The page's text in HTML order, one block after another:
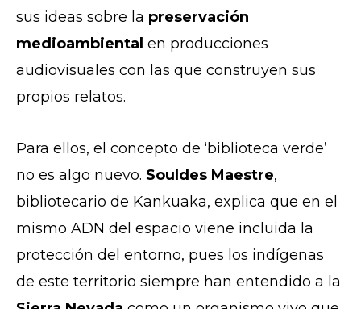
sus ideas sobre la preservación
medioambiental en producciones
audiovisuales con las que construyen sus
propios relatos.
Para ellos, el concepto de ‘biblioteca verde’
no es algo nuevo. Souldes Maestre,
bibliotecario de Kankuaka, explica que en el
mismo ADN del espacio viene incluida la
protección del entorno, pues los indígenas
de este territorio siempre han entendido a la